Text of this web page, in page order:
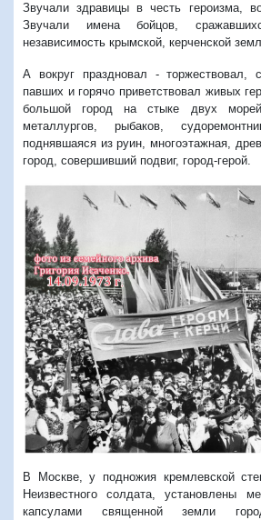
Звучали здравицы в честь героизма,
Звучали имена бойцов,
независимость крымской, керченской
А вокруг праздновал - торжествовал,
павших и горячо приветствовал живых
большой город на стыке двух
металлургов, рыбаков,
поднявшаяся из руин, многоэтажная,
город, совершивший подвиг, город-герой.
В Москве, у подножия кремлевской
Неизвестного солдата, установлены
капсулами священной земли